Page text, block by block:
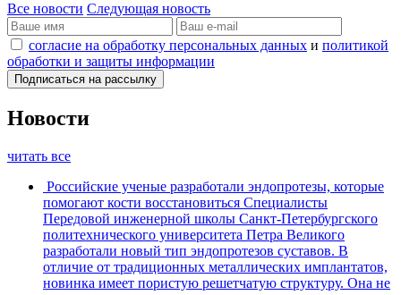
Все новости Следующая новость
согласие на обработку персональных данных и политикой
обработки и защиты информации
Новости
читать все
Российские ученые разработали эндопротезы, которые
помогают кости восстановиться Специалисты
Передовой инженерной школы Санкт-Петербургского
политехнического университета Петра Великого
разработали новый тип эндопротезов суставов. В
отличие от традиционных металлических имплантатов,
новинка имеет пористую решетчатую структуру. Она не